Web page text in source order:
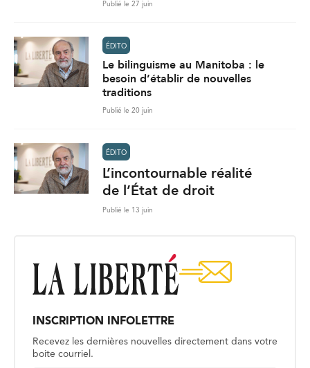
Publié le 27 juin
ÉDITO
Le bilinguisme au Manitoba : le
besoin d’établir de nouvelles
traditions
Publié le 20 juin
ÉDITO
L’incontournable réalité
de l’État de droit
Publié le 13 juin
INSCRIPTION INFOLETTRE
Recevez les dernières nouvelles directement dans votre
boite courriel.